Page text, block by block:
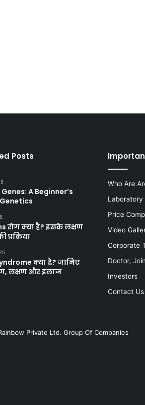
Posts
A Beginner’s
रोग क्या है? इसके लक्षण
क्या है? जानिए
लक्षण और इलाज
Who Are
Laboratory
Price
Video
Corporate
Doctor,
Investors
Contact Us
Private Ltd. Group Of Companies